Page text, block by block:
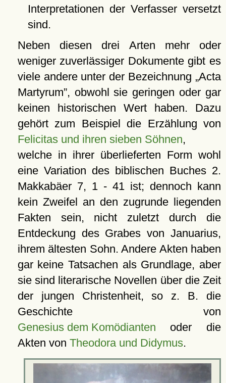
Interpretationen der Verfasser versetzt
sind.
Neben diesen drei Arten mehr oder
weniger zuverlässiger Dokumente gibt es
viele andere unter der Bezeichnung Acta
Martyrum , obwohl sie geringen oder gar
keinen historischen Wert haben. Dazu
gehört zum Beispiel die Erzählung von
Felicitas und ihren sieben Söhnen,
welche in ihrer überlieferten Form wohl
eine Variation des biblischen Buches 2.
Makkabäer 7, 1 - 41 ist; dennoch kann
kein Zweifel an den zugrunde liegenden
Fakten sein, nicht zuletzt durch die
Entdeckung des Grabes von Januarius,
ihrem ältesten Sohn. Andere Akten haben
gar keine Tatsachen als Grundlage, aber
sie sind literarische Novellen über die Zeit
der jungen Christenheit, so z. B. die
Geschichte von
Genesius dem Komödianten oder die
Akten von Theodora und Didymus.